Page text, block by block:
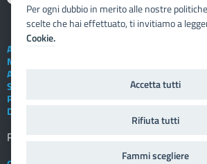
Assistenza tecnica
Note legali
Albo telematico
Social Media Policy
Privacy
Dichiarazione di accessibilità
Registro elettronico
Per ogni dubbio in merito alle nostre
scelte che hai effettuato, ti invitiamo a
Cookie.
Accetta tutti
Rifiuta tutti
Fammi scegliere